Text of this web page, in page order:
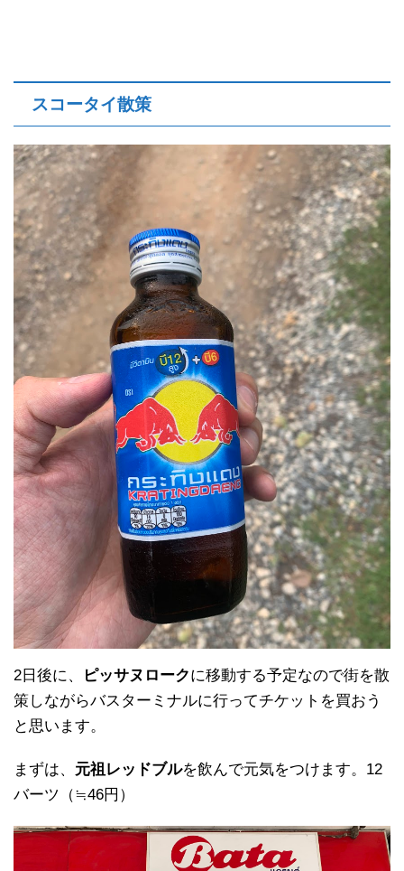
スコータイ散策
2日後に、 ピッサヌロークに移動する予定なので街を散
策しながらバスターミナルに行ってチケットを買おう
と思います。
まずは、 元祖レッドブルを飲んで元気をつけます。12
バーツ（≒46円）